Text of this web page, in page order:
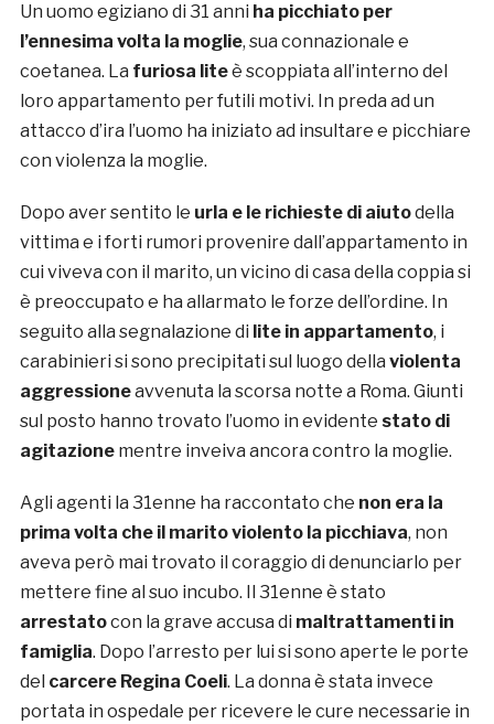
Un uomo egiziano di 31 anni ha picchiato per
l’ennesima volta la moglie, sua connazionale e
coetanea. La furiosa liteè scoppiata all’interno del
loro appartamento per futili motivi. In preda ad un
attacco d’ira l’uomo ha iniziato ad insultare e picchiare
con violenza la moglie.
Dopo aver sentito le urla e le richieste di aiutodella
vittima e i forti rumori provenire dall’appartamento in
cui viveva con il marito, un vicino di casa della coppia si
è preoccupato e ha allarmato le forze dell’ordine. In
seguito alla segnalazione di lite in appartamento, i
carabinieri si sono precipitati sul luogo della violenta
aggressioneavvenuta la scorsa notte a Roma. Giunti
sul posto hanno trovato l’uomo in evidente stato di
agitazionementre inveiva ancora contro la moglie.
Agli agenti la 31enne ha raccontato che non era la
prima volta che il marito violento la picchiava, non
aveva però mai trovato il coraggio di denunciarlo per
mettere fine al suo incubo. Il 31enne è stato
arrestatocon la grave accusa di maltrattamenti in
famiglia. Dopo l’arresto per lui si sono aperte le porte
del carcere Regina Coeli. La donna è stata invece
portata in ospedale per ricevere le cure necessarie in